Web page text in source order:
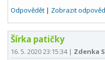
Odpovědět | Zobrazit
Šírka patičky
16. 5. 2020 23:15:34 | Zdenka